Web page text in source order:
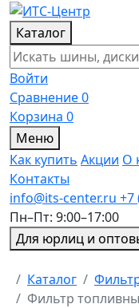
Каталог
Войти
Сравнение0
Корзина 0
Меню
Как купить Акции О
Контакты
info@its-center.ru +7
Пн–Пт: 9:00–17:00
Для юрлиц и
Главная
Каталог
Фильтр